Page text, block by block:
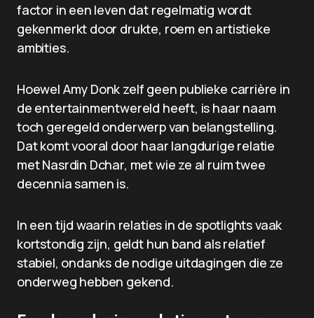
factor in een leven dat regelmatig wordt
gekenmerkt door drukte, roem en artistieke
ambities.
Hoewel Amy Donk zelf geen publieke carrière in
de entertainmentwereld heeft, is haar naam
toch geregeld onderwerp van belangstelling.
Dat komt vooral door haar langdurige relatie
met Nasrdin Dchar, met wie ze al ruim twee
decennia samen is.
In een tijd waarin relaties in de spotlights vaak
kortstondig zijn, geldt hun band als relatief
stabiel, ondanks de nodige uitdagingen die ze
onderweg hebben gekend.